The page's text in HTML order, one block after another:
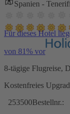
Spanien -
Für dieses Hotel
von 81% vor
8-tägige Flugreise,
Kostenfreies
253500Bestellnr.: